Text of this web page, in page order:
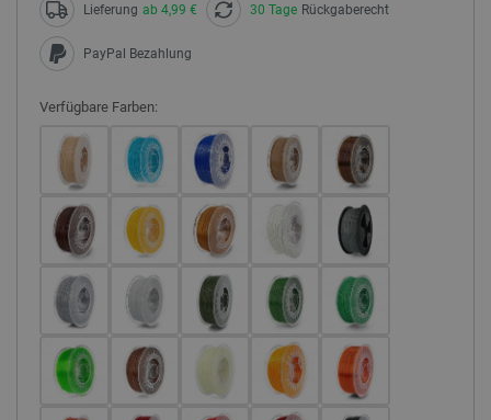
Lieferung ab 4,99 € 30 Tage Rückgaberecht
PayPal Bezahlung
Verfügbare Farben: